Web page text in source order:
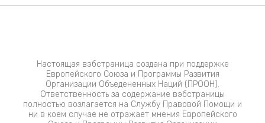
Настоящая вэбстраница создана при поддержке
Европейского Союза и Программы Развития
Организации Объедененных Наций (ПРООН).
Ответственность за содержание вэбстраницы
полностью возлагается на Службу Правовой Помощи и
ни в коем случае не отражает мнения Европейского